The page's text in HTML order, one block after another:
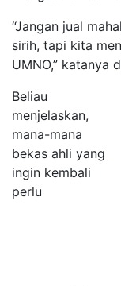
“Jangan jual
sirih, tapi kita
UMNO,” katanya
Beliau
menjelaskan,
mana-mana
bekas ahli yang
ingin kembali
perlu